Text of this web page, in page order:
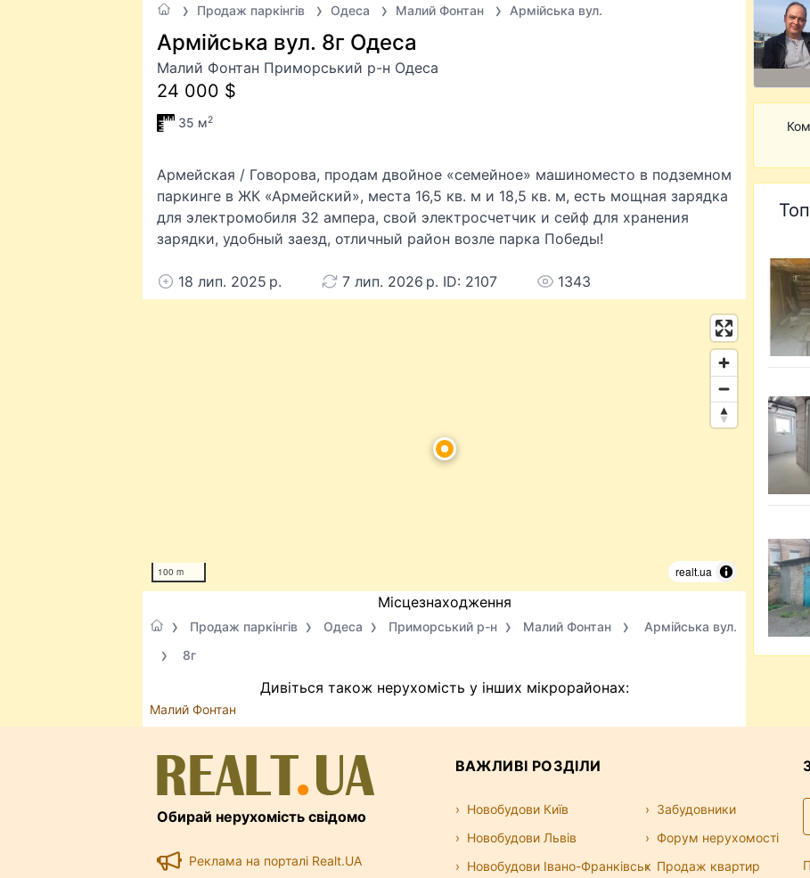
Продаж паркінгів Одеса Малий Фонтан Армійська вул.
Армійська вул. 8г Одеса
Малий Фонтан Приморський р-н Одеса
24 000 $
35 м2
Армейская / Говорова, продам двойное «семейное» машиноместо в подземном
паркинге в ЖК «Армейский», места 16,5 кв. м и 18,5 кв. м, есть мощная зарядка
для электромобиля 32 ампера, свой электросчетчик и сейф для хранения
зарядки, удобный заезд, отличный район возле парка Победы!
18 лип. 2025 р. 7 лип. 2026 р. ID: 2107 1343
100 m realt.ua
Місцезнаходження
Продаж паркінгів Одеса Приморський р-н Малий Фонтан
Армійська вул.
8г
Дивіться також нерухомість у інших мікрорайонах:
Малий Фонтан
Обирай нерухомість свідомо
Реклама на порталі Realt.UA
ВАЖЛИВІ РОЗДІЛИ
Новобудови Київ
Новобудови Львів
Новобудови Івано-Франківськ
Забудовники
Форум нерухомості
Продаж квартир